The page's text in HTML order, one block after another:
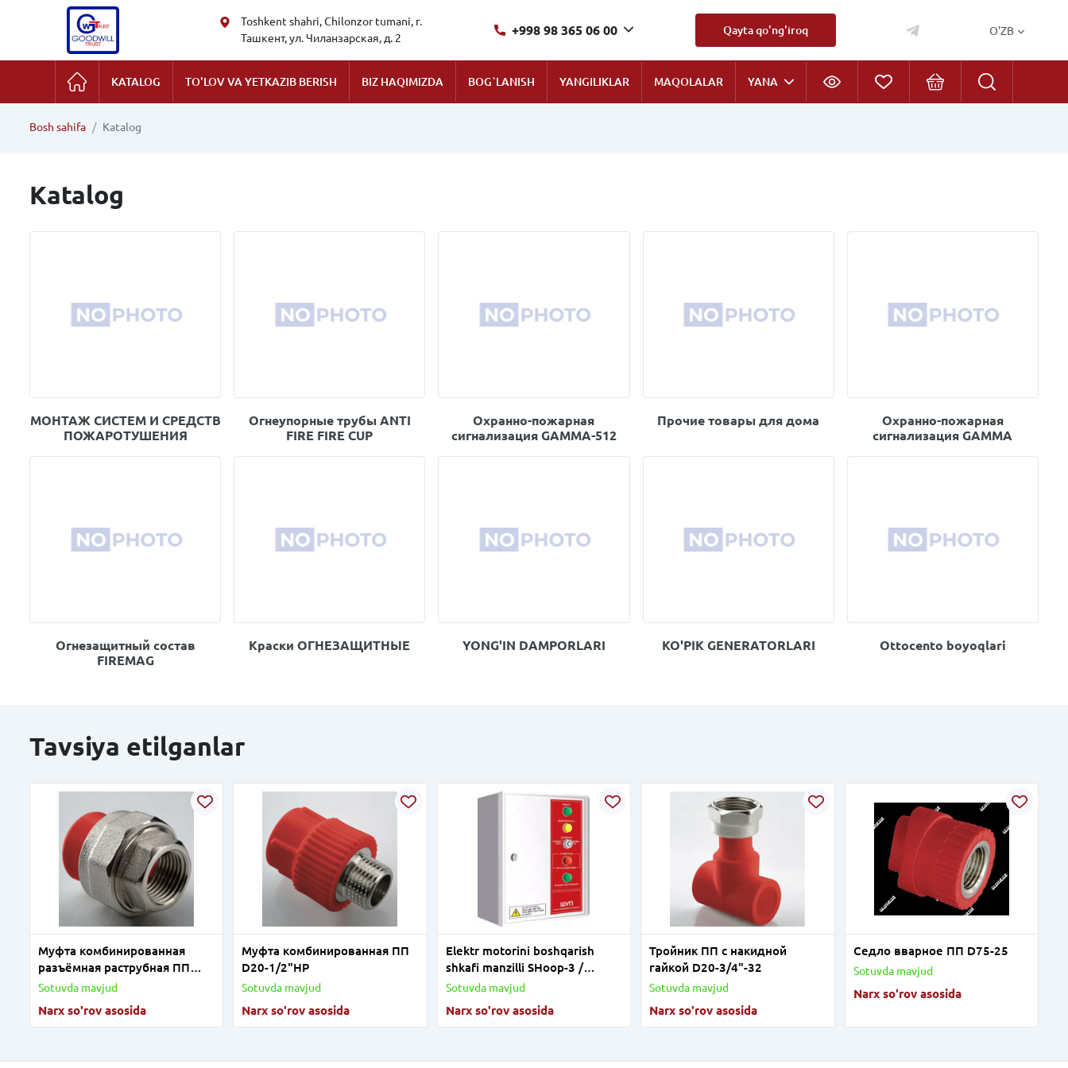
Toshkent shahri, Chilonzor tumani, г.
Ташкент, ул. Чиланзарская, д. 2
+998 98 365 06 00 Qayta qo'ng'iroq O'ZB
KATALOG TO'LOV VA YETKAZIB BERISH BIZ HAQIMIZDA BOG`LANISH YANGILIKLAR MAQOLALAR YANA
Bosh sahifa Katalog
Katalog
МОНТАЖ СИСТЕМ И СРЕДСТВ
ПОЖАРОТУШЕНИЯ
Огнеупорные трубы ANTI
FIRE FIRE CUP
Охранно-пожарная
сигнализация GAMMA-512
Прочие товары для дома
Охранно-пожарная
сигнализация GAMMA
Огнезащитный состав
FIREMAG
Краски ОГНЕЗАЩИТНЫЕ YONG'IN DAMPORLARI KO'PIK GENERATORLARI Ottocento boyoqlari
Tavsiya etilganlar
Муфта комбинированная
разъёмная раструбная ПП
D32-1"BP
Sotuvda mavjud
Narx so'rov asosida
Муфта комбинированная ПП
D20-1/2"HP
Sotuvda mavjud
Narx so'rov asosida
Elektr motorini boshqarish
shkafi manzilli SHoop-3 /
SHoop-45
Sotuvda mavjud
Narx so'rov asosida
Тройник ПП с накидной
гайкой D20-3/4"-32
Sotuvda mavjud
Narx so'rov asosida
Седло вварное ПП D75-25
Sotuvda mavjud
Narx so'rov asosida